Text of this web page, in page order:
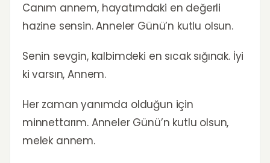
Canım annem, hayatımdaki en değerli
hazine sensin. Anneler Günü’n kutlu olsun.
Senin sevgin, kalbimdeki en sıcak sığınak. İyi
ki varsın, Annem.
Her zaman yanımda olduğun için
minnettarım. Anneler Günü’n kutlu olsun,
melek annem.